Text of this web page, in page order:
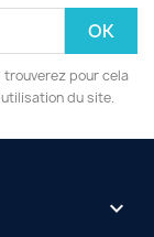
trouverez pour cela
du site.
